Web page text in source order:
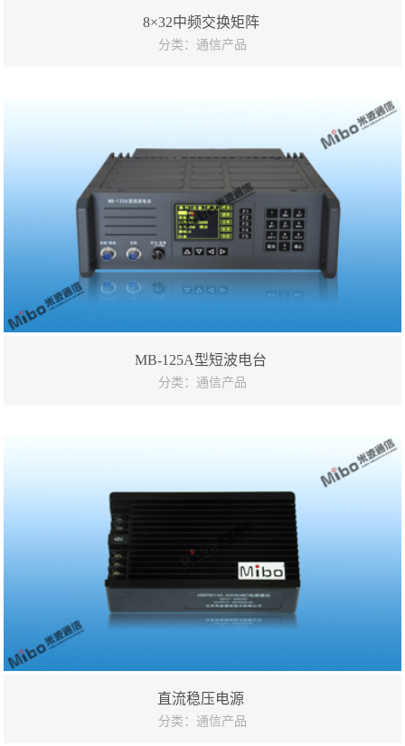
8×32中频交换矩阵
分类：通信产品
MB-125A型短波电台
分类：通信产品
直流稳压电源
分类：通信产品